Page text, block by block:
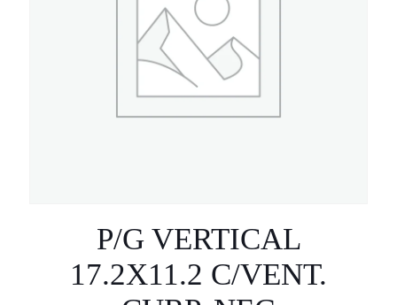
P/G VERTICAL
17.2X11.2 C/VENT.